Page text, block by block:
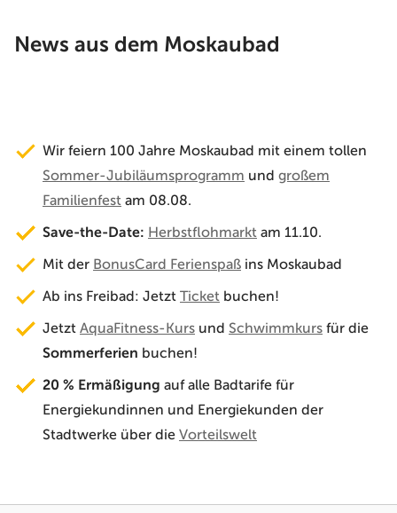
News aus dem Moskaubad
Wir feiern 100 Jahre Moskaubad mit einem tollen
Sommer-Jubiläumsprogramm und großem
Familienfest am 08.08.
Save-the-Date: Herbstflohmarkt am 11.10.
Mit der BonusCard Ferienspaß ins Moskaubad
Ab ins Freibad: Jetzt Ticket buchen!
Jetzt AquaFitness-Kurs und Schwimmkurs für die
Sommerferien buchen!
20 % Ermäßigung auf alle Badtarife für
Energiekundinnen und Energiekunden der
Stadtwerke über die Vorteilswelt